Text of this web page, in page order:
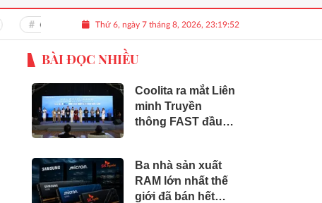
Giải bài toán nguồn nhân lực chất lượng cao cho doanh nghiệp
Thứ 6, ngày 7 tháng 8, 2026, 23:19:53
BÀI ĐỌC NHIỀU
Coolita ra mắt Liên
minh Truyền
thông FAST đầu
truyền hình hàng
đầu
Ba nhà sản xuất
RAM lớn nhất thế
giới đã bán hết